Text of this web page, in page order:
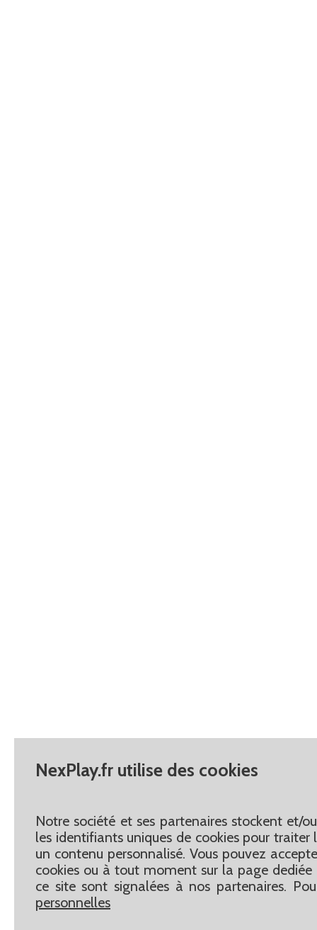
NexPlay.fr utilise des cookies
Notre société et ses partenaires stockent et/
les identifiants uniques de cookies pour
un contenu personnalisé. Vous pouvez
cookies ou à tout moment sur la page dediée
ce site sont signalées à nos partenaires.
personnelles